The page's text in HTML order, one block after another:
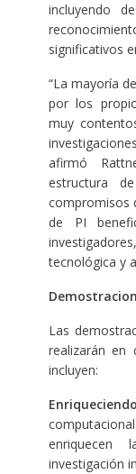
incluyendo
significativos
“La mayoría
por los
muy
afirmó
estructura
compromisos
de PI
tecnológica y
Las
realizarán en
incluyen:
investigación